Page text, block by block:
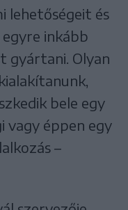
lehetőségeit és
inkább
gyártani. Olyan
bele egy
vagy éppen egy
–